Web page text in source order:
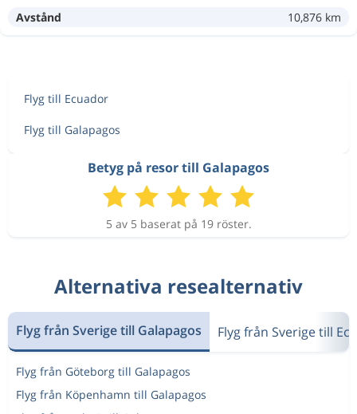
Avstånd 10,876 km
Flyg till Ecuador
Flyg till Galapagos
Betyg på resor till Galapagos
5 av 5 baserat på 19 röster.
Alternativa resealternativ
Flyg från Sverige till Galapagos Flyg från Sverige till
Flyg från Göteborg till Galapagos
Flyg från Köpenhamn till Galapagos